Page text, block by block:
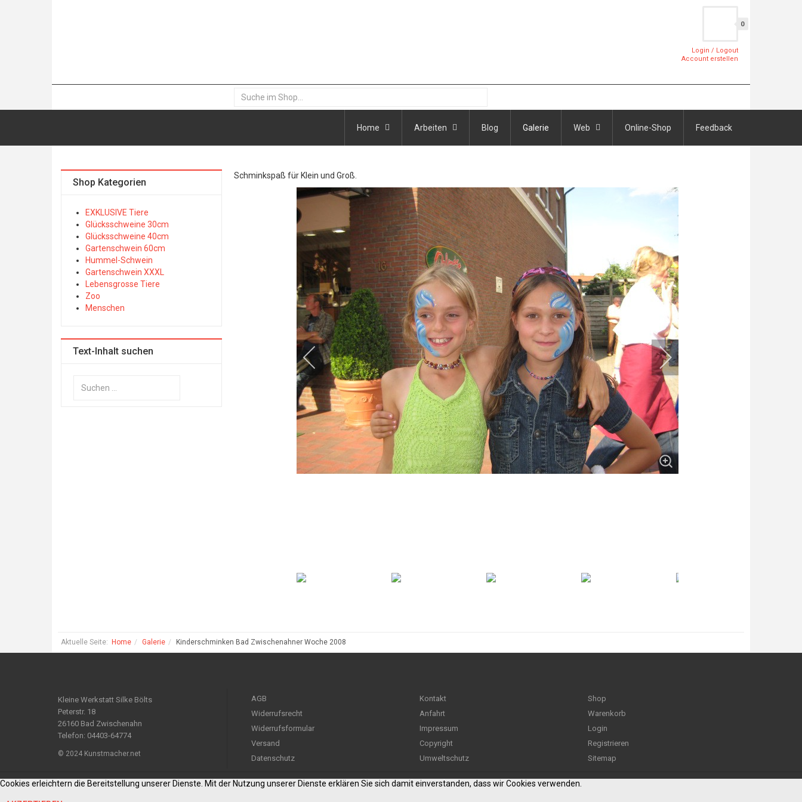
0
Login / Logout
Account erstellen
Home Arbeiten Blog Galerie Web Online-Shop Feedback
Schminkspaß für Klein und Groß.
Shop Kategorien
EXKLUSIVE Tiere
Glücksschweine 30cm
Glücksschweine 40cm
Gartenschwein 60cm
Hummel-Schwein
Gartenschwein XXXL
Lebensgrosse Tiere
Zoo
Menschen
Text-Inhalt suchen
Aktuelle Seite: Home Galerie Kinderschminken Bad Zwischenahner Woche 2008
Kleine Werkstatt Silke Bölts
Peterstr. 18
26160 Bad Zwischenahn
Telefon: 04403-64774
© 2024 Kunstmacher.net
AGB
Widerrufsrecht
Widerrufsformular
Versand
Datenschutz
Kontakt
Anfahrt
Impressum
Copyright
Umweltschutz
Shop
Warenkorb
Login
Registrieren
Sitemap
Cookies erleichtern die Bereitstellung unserer Dienste. Mit der Nutzung unserer Dienste erklären Sie sich damit einverstanden, dass wir Cookies verwenden.